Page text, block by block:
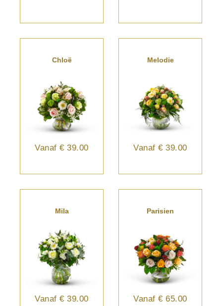
Chloë
Vanaf € 39.00
Melodie
Vanaf € 39.00
Mila
Vanaf € 39.00
Parisien
Vanaf € 65.00